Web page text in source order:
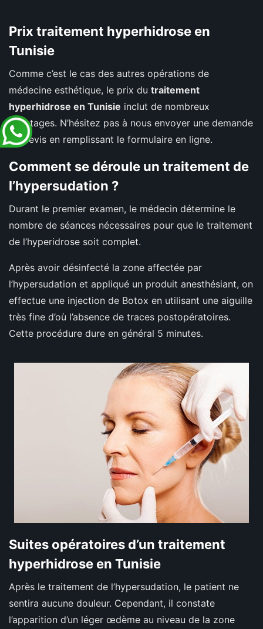
Prix traitement hyperhidrose en
Tunisie
Comme c’est le cas des autres opérations de
médecine esthétique, le prix du traitement
hyperhidrose en Tunisie inclut de nombreux
avantages. N’hésitez pas à nous envoyer une demande
de devis en remplissant le formulaire en ligne.
Comment se déroule un traitement de
l’hypersudation ?
Durant le premier examen, le médecin détermine le
nombre de séances nécessaires pour que le traitement
de l’hyperidrose soit complet.
Après avoir désinfecté la zone affectée par
l’hypersudation et appliqué un produit anesthésiant, on
effectue une injection de Botox en utilisant une aiguille
très fine d’où l’absence de traces postopératoires.
Cette procédure dure en général 5 minutes.
Suites opératoires d’un traitement
hyperhidrose en Tunisie
Après le traitement de l’hypersudation, le patient ne
sentira aucune douleur. Cependant, il constate
l’apparition d’un léger œdème au niveau de la zone